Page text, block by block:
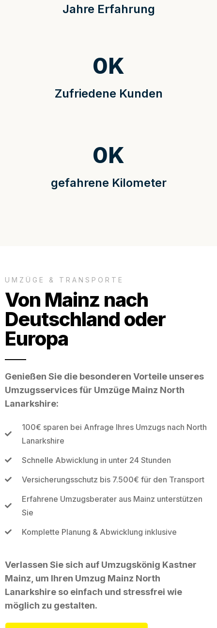
Jahre Erfahrung
Zufriedene Kunden
0K
gefahrene Kilometer
0K
UMZÜGE & TRANSPORTE
Von Mainz nach
Deutschland oder
Europa
Genießen Sie die besonderen Vorteile unseres
Umzugsservices für Umzüge Mainz North
Lanarkshire:
100€ sparen bei Anfrage Ihres Umzugs nach North
Lanarkshire
Schnelle Abwicklung in unter 24 Stunden
Versicherungsschutz bis 7.500€ für den Transport
Erfahrene Umzugsberater aus Mainz unterstützen
Sie
Komplette Planung & Abwicklung inklusive
Verlassen Sie sich auf Umzugskönig Kastner
Mainz, um Ihren Umzug Mainz North
Lanarkshire so einfach und stressfrei wie
möglich zu gestalten.